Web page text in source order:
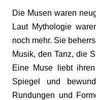
Die Musen waren
Laut Mythologie
noch mehr. Sie
Musik, den Tanz, die
Eine Muse liebt
Spiegel und
Rundungen und